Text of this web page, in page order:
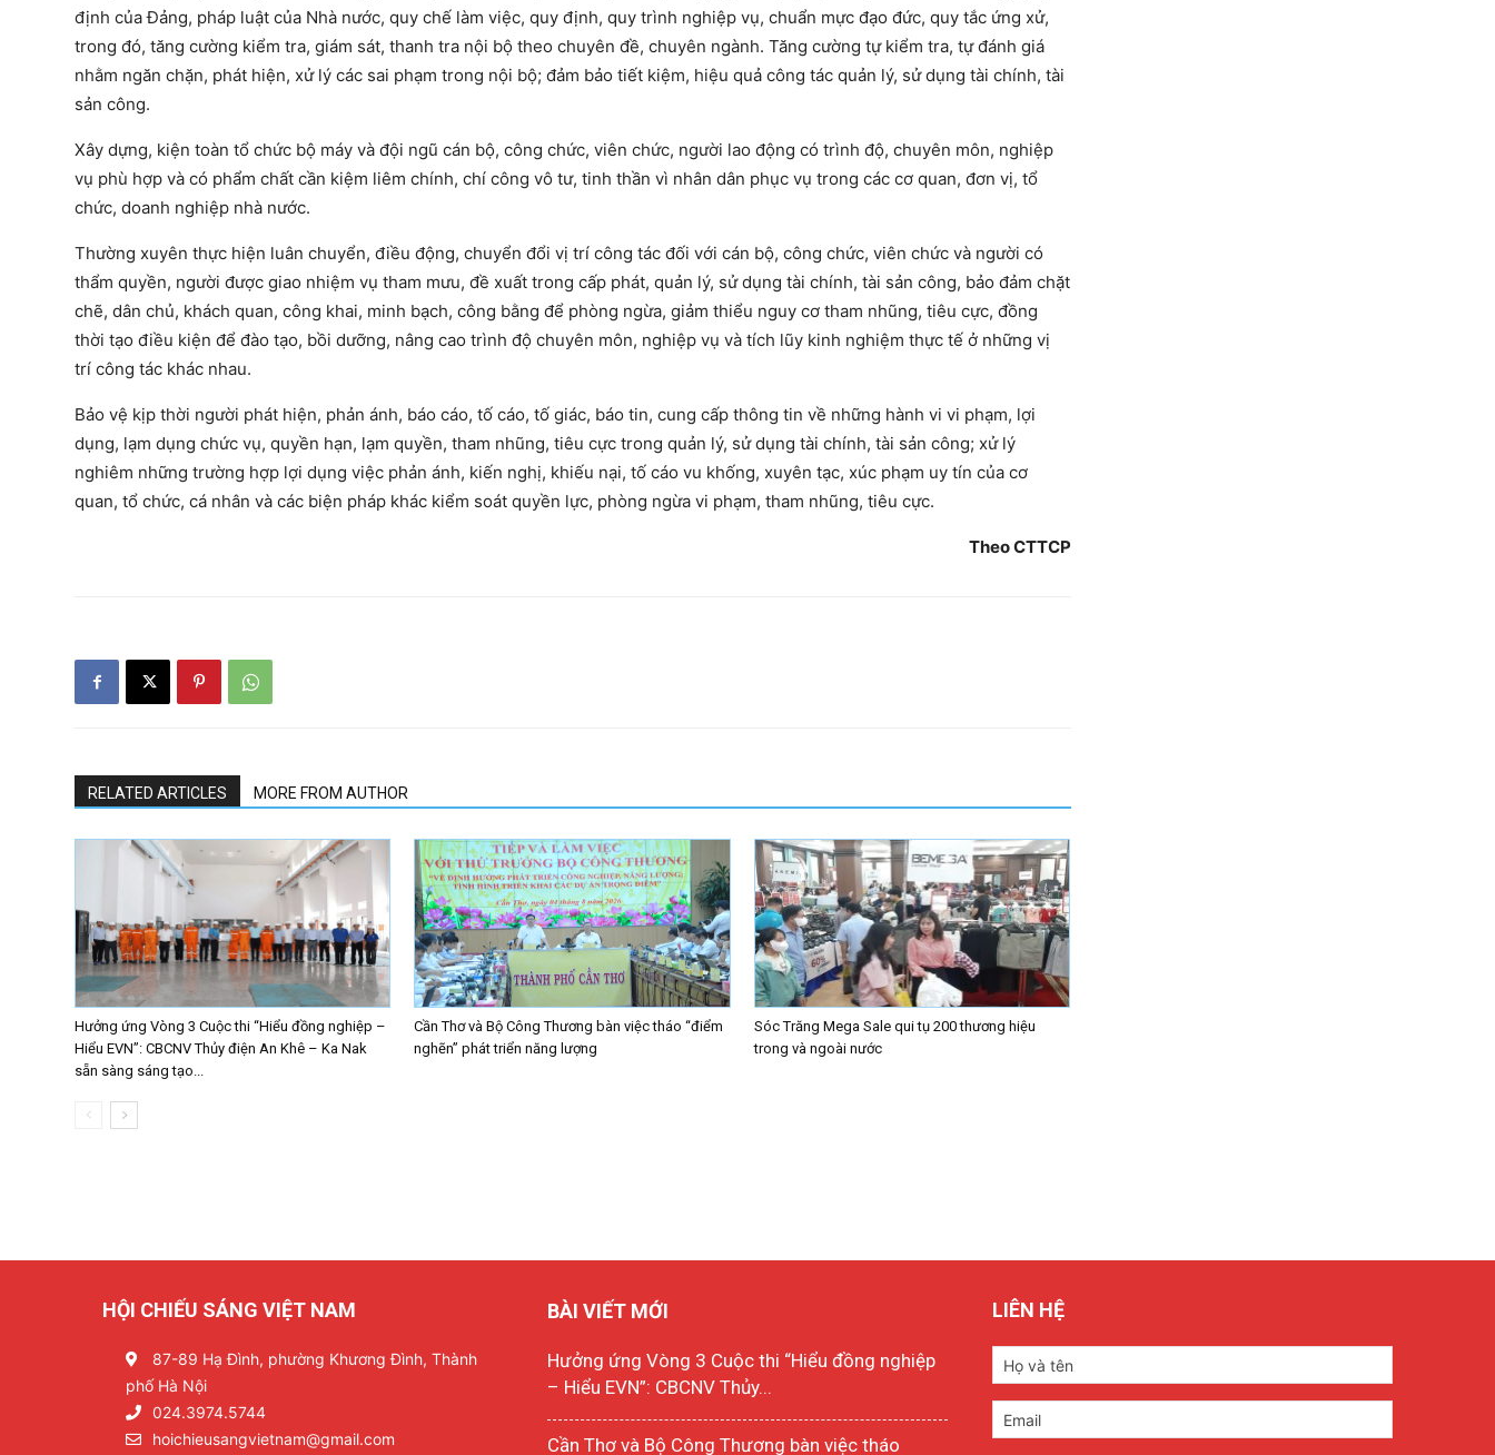
định của Đảng, pháp luật của Nhà nước, quy chế làm việc, quy định, quy trình nghiệp vụ, chuẩn mực đạo đức, quy tắc ứng xử,
trong đó, tăng cường kiểm tra, giám sát, thanh tra nội bộ theo chuyên đề, chuyên ngành. Tăng cường tự kiểm tra, tự đánh giá
nhằm ngăn chặn, phát hiện, xử lý các sai phạm trong nội bộ; đảm bảo tiết kiệm, hiệu quả công tác quản lý, sử dụng tài chính, tài
sản công.
Xây dựng, kiện toàn tổ chức bộ máy và đội ngũ cán bộ, công chức, viên chức, người lao động có trình độ, chuyên môn, nghiệp
vụ phù hợp và có phẩm chất cần kiệm liêm chính, chí công vô tư, tinh thần vì nhân dân phục vụ trong các cơ quan, đơn vị, tổ
chức, doanh nghiệp nhà nước.
Thường xuyên thực hiện luân chuyển, điều động, chuyển đổi vị trí công tác đối với cán bộ, công chức, viên chức và người có
thẩm quyền, người được giao nhiệm vụ tham mưu, đề xuất trong cấp phát, quản lý, sử dụng tài chính, tài sản công, bảo đảm chặt
chẽ, dân chủ, khách quan, công khai, minh bạch, công bằng để phòng ngừa, giảm thiểu nguy cơ tham nhũng, tiêu cực, đồng
thời tạo điều kiện để đào tạo, bồi dưỡng, nâng cao trình độ chuyên môn, nghiệp vụ và tích lũy kinh nghiệm thực tế ở những vị
trí công tác khác nhau.
Bảo vệ kịp thời người phát hiện, phản ánh, báo cáo, tố cáo, tố giác, báo tin, cung cấp thông tin về những hành vi vi phạm, lợi
dụng, lạm dụng chức vụ, quyền hạn, lạm quyền, tham nhũng, tiêu cực trong quản lý, sử dụng tài chính, tài sản công; xử lý
nghiêm những trường hợp lợi dụng việc phản ánh, kiến nghị, khiếu nại, tố cáo vu khống, xuyên tạc, xúc phạm uy tín của cơ
quan, tổ chức, cá nhân và các biện pháp khác kiểm soát quyền lực, phòng ngừa vi phạm, tham nhũng, tiêu cực.
Theo CTTCP
RELATED ARTICLES MORE FROM AUTHOR
Hưởng ứng Vòng 3 Cuộc thi “Hiểu đồng nghiệp –
Hiểu EVN”: CBCNV Thủy điện An Khê – Ka Nak
sẵn sàng sáng tạo...
Cần Thơ và Bộ Công Thương bàn việc tháo “điểm
nghẽn” phát triển năng lượng
Sóc Trăng Mega Sale qui tụ 200 thương hiệu
trong và ngoài nước
HỘI CHIẾU SÁNG VIỆT NAM
87-89 Hạ Đình, phường Khương Đình, Thành
phố Hà Nội
024.3974.5744
hoichieusangvietnam@gmail.com
BÀI VIẾT MỚI
Hưởng ứng Vòng 3 Cuộc thi “Hiểu đồng nghiệp
– Hiểu EVN”: CBCNV Thủy...
Cần Thơ và Bộ Công Thương bàn việc tháo
LIÊN HỆ